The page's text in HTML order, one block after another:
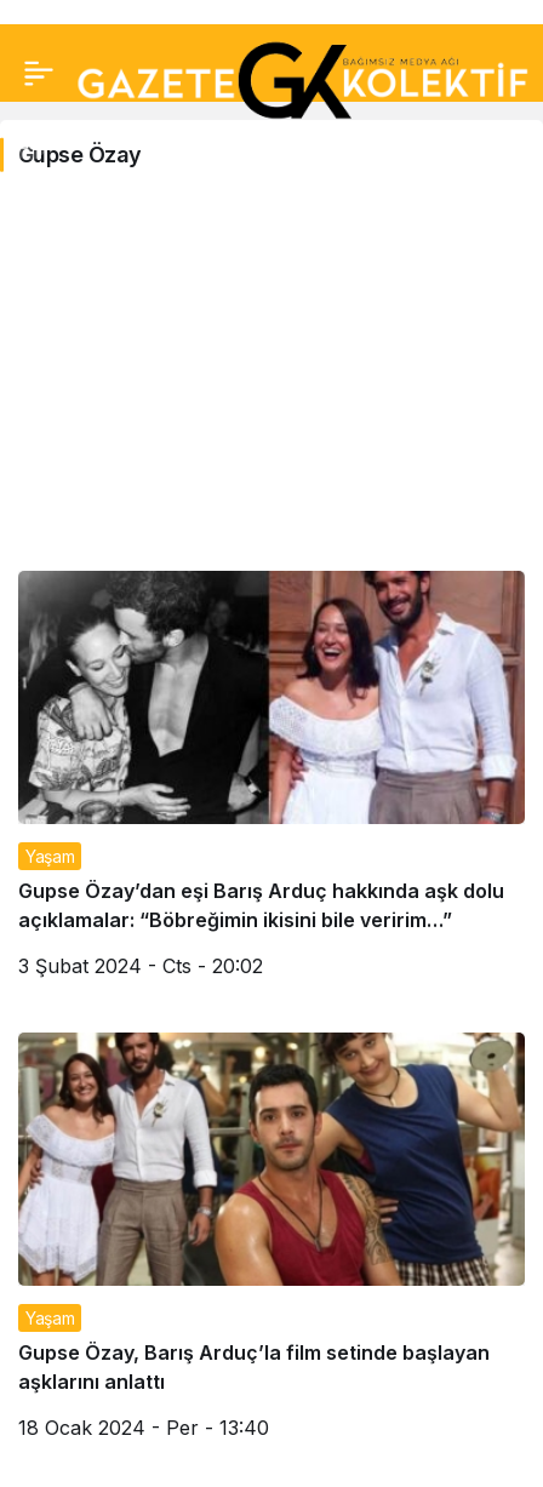
Gupse
Gupse Özay
Yaşam
Gupse Özay’dan eşi Barış Arduç hakkında aşk dolu
açıklamalar: “Böbreğimin ikisini bile veririm…”
3 Şubat 2024 - Cts - 20:02
Yaşam
Gupse Özay, Barış Arduç’la film setinde başlayan
aşklarını anlattı
18 Ocak 2024 - Per - 13:40